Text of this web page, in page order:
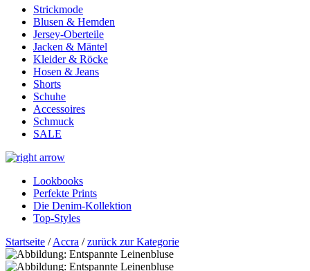
Strickmode
Blusen & Hemden
Jersey-Oberteile
Jacken & Mäntel
Kleider & Röcke
Hosen & Jeans
Shorts
Schuhe
Accessoires
Schmuck
SALE
Lookbooks
Perfekte Prints
Die Denim-Kollektion
Top-Styles
Startseite /Accra /zurück zur Kategorie